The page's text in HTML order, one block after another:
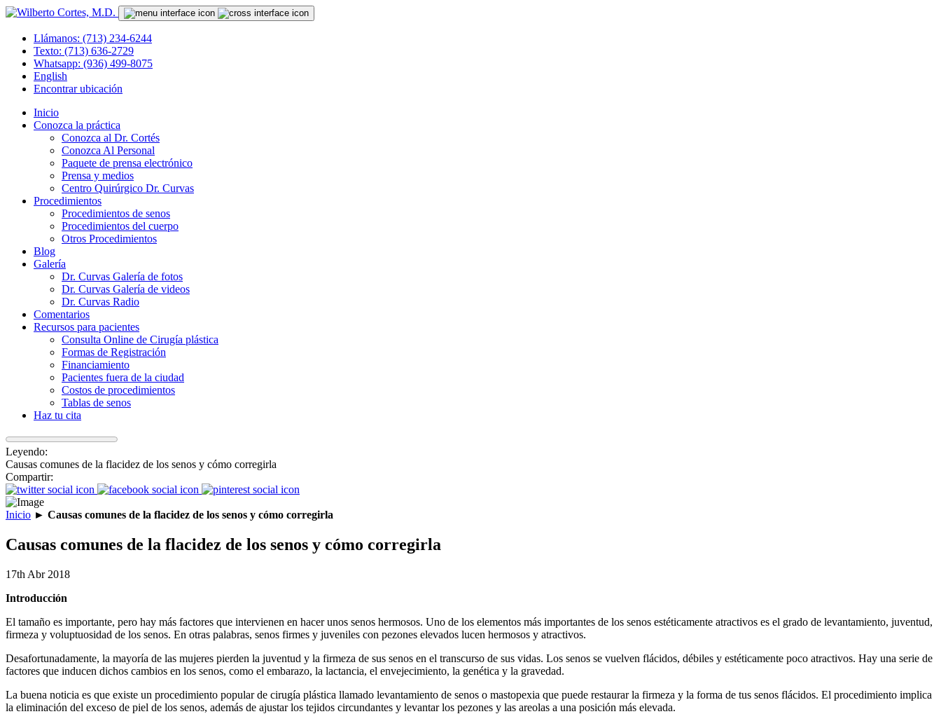
Llámanos: (713) 234-6244
Texto: (713) 636-2729
Whatsapp: (936) 499-8075
English
Encontrar ubicación
Inicio
Conozca la práctica
Conozca al Dr. Cortés
Conozca Al Personal
Paquete de prensa electrónico
Prensa y medios
Centro Quirúrgico Dr. Curvas
Procedimientos
Procedimientos de senos
Procedimientos del cuerpo
Otros Procedimientos
Blog
Galería
Dr. Curvas Galería de fotos
Dr. Curvas Galería de videos
Dr. Curvas Radio
Comentarios
Recursos para pacientes
Consulta Online de Cirugía plástica
Formas de Registración
Financiamiento
Pacientes fuera de la ciudad
Costos de procedimientos
Tablas de senos
Haz tu cita
Leyendo:
Causas comunes de la flacidez de los senos y cómo corregirla
Compartir:
Inicio ► Causas comunes de la flacidez de los senos y cómo corregirla
Causas comunes de la flacidez de los senos y cómo corregirla
17th Abr 2018
Introducción
El tamaño es importante, pero hay más factores que intervienen en hacer unos senos hermosos. Uno de los elementos más importantes de los senos estéticamente atractivos es el grado de levantamiento, juventud,
firmeza y voluptuosidad de los senos. En otras palabras, senos firmes y juveniles con pezones elevados lucen hermosos y atractivos.
Desafortunadamente, la mayoría de las mujeres pierden la juventud y la firmeza de sus senos en el transcurso de sus vidas. Los senos se vuelven flácidos, débiles y estéticamente poco atractivos. Hay una serie de
factores que inducen dichos cambios en los senos, como el embarazo, la lactancia, el envejecimiento, la genética y la gravedad.
La buena noticia es que existe un procedimiento popular de cirugía plástica llamado levantamiento de senos o mastopexia que puede restaurar la firmeza y la forma de tus senos flácidos. El procedimiento implica
la eliminación del exceso de piel de los senos, además de ajustar los tejidos circundantes y levantar los pezones y las areolas a una posición más elevada.